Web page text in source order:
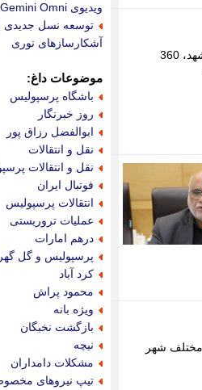
سخنگوی جمعیت خدمتگزاران زائران پیاده خراسان رضوی گفت: در حال حاضر در 9 محور اصلی منتهی به مشهد، 360
را در مناطق مختلف شهر
ویدیوی Gemini Omni را تمدید کرد
توسعه نسل جدیدی
آشکارسازهای نوری
موضوعات داغ:
باشگاه پرسپولیس
روز خبرنگار
ابوالفضل رزاق پور
نقل و انتقالات
نقل و انتقالات
فوتبال ایران
انتقالات پرسپولیس
عملیات تروریستی
درهم امارات
پرسپولیس و گل گهر
کرد آباد
محمود پراش
ویژه بانه
بازگشت نخبگان
نیچه
مشکلات دامداران
تیپ نیروهای مخصوص